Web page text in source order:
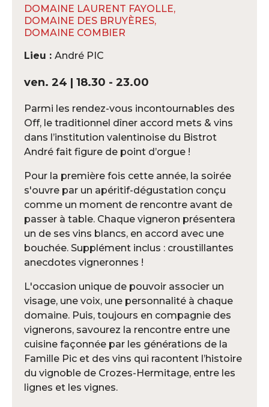
DOMAINE LAURENT FAYOLLE,
DOMAINE DES BRUYÈRES,
DOMAINE COMBIER
Lieu : André PIC
ven. 24 | 18.30 - 23.00
Parmi les rendez-vous incontournables des
Off, le traditionnel dîner accord mets & vins
dans l’institution valentinoise du Bistrot
André fait figure de point d’orgue !
Pour la première fois cette année, la soirée
s'ouvre par un apéritif-dégustation conçu
comme un moment de rencontre avant de
passer à table. Chaque vigneron présentera
un de ses vins blancs, en accord avec une
bouchée. Supplément inclus : croustillantes
anecdotes vigneronnes !
L'occasion unique de pouvoir associer un
visage, une voix, une personnalité à chaque
domaine. Puis, toujours en compagnie des
vignerons, savourez la rencontre entre une
cuisine façonnée par les générations de la
Famille Pic et des vins qui racontent l’histoire
du vignoble de Crozes-Hermitage, entre les
lignes et les vignes.